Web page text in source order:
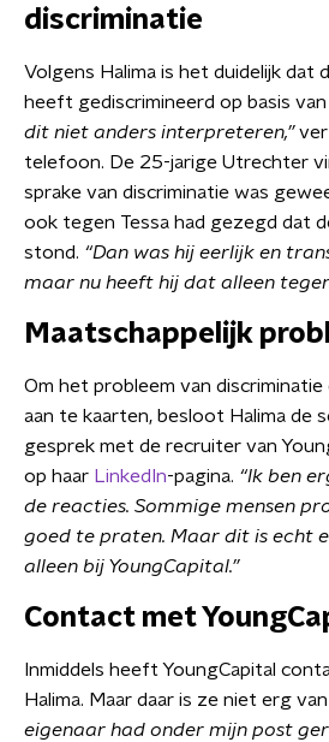
discriminatie
Volgens Halima is het duidelijk dat
heeft gediscrimineerd op basis van
dit niet anders interpreteren,”
telefoon. De 25-jarige Utrechter
sprake van discriminatie was
ook tegen Tessa had gezegd dat
stond. “Dan was hij eerlijk en
maar nu heeft hij dat alleen
Maatschappelijk
Om het probleem van
aan te kaarten, besloot Halima de
gesprek met de recruiter van
op haar LinkedIn-pagina. “Ik ben
de reacties. Sommige mensen
goed te praten. Maar dit is echt
alleen bij YoungCapital.”
Contact met
Inmiddels heeft YoungCapital
Halima. Maar daar is ze niet erg
eigenaar had onder mijn post